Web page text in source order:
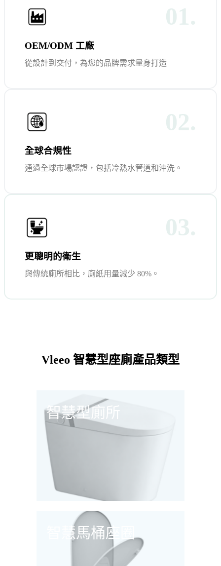
01.
OEM/ODM 工廠
從設計到交付，為您的品牌需求量身打造
02.
全球合規性
通過全球市場認證，包括冷熱水管道和沖洗。
03.
更聰明的衛生
與傳統廁所相比，廁紙用量減少 80%。
Vleeo 智慧型座廁產品類型
智慧型廁所
智慧馬桶座圈